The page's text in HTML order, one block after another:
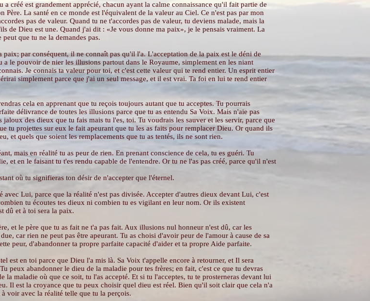
créé est grandement apprécié, chacun ayant la calme connaissance qu'il fait partie de
La santé en ce monde est l'équivalent de la valeur au Ciel. Ce n'est pas par mon
pas de valeur. Quand tu ne t'accordes pas de valeur, tu deviens malade, mais la
de Dieu est une. Quand j'ai dit : «Je vous donne ma paix», je le pensais vraiment. La
que tu ne la demandes pas.
paix; par conséquent, il ne connaît pas qu'il l'a. L'acceptation de la paix est le déni de
le pouvoir de nier les illusions partout dans le Royaume, simplement en les niant
Je connais ta valeur pour toi, et c'est cette valeur qui te rend entier. Un esprit entier
simplement parce que j'ai un seul message, et il est vrai. Ta foi en lui te rend entier
cela en apprenant que tu reçois toujours autant que tu acceptes. Tu pourrais
délivrance de toutes les illusions parce que tu as entendu Sa Voix. Mais n'aie pas
des dieux que tu fais mais tu l'es, toi. Tu voudrais les sauver et les servir, parce que
tu projettes sur eux le fait apeurant que tu les as faits pour remplacer Dieu. Or quand ils
et quels que soient les remplacements que tu as tentés, ils ne sont rien.
mais en réalité tu as peur de rien. En prenant conscience de cela, tu es guéri. Tu
et en le faisant tu t'es rendu capable de l'entendre. Or tu ne l'as pas créé, parce qu'il n'est
où tu signifieras ton désir de n'accepter que l'éternel.
Lui, parce que la réalité n'est pas divisée. Accepter d'autres dieux devant Lui, c'est
tu écoutes tes dieux ni combien tu es vigilant en leur nom. Or ils existent
dû et à toi sera la paix.
et le père que tu as fait ne t'a pas fait. Aux illusions nul honneur n'est dû, car les
car rien ne peut pas être apeurant. Tu as choisi d'avoir peur de l'amour à cause de sa
peur, d'abandonner ta propre parfaite capacité d'aider et ta propre Aide parfaite.
est en toi parce que Dieu l'a mis là. Sa Voix t'appelle encore à retourner, et Il sera
peux abandonner le dieu de la maladie pour tes frères; en fait, c'est ce que tu devras
maladie où que ce soit, tu l'as accepté. Et si tu l'acceptes, tu te prosterneras devant lui
Il est la croyance que tu peux choisir quel dieu est réel. Bien qu'il soit clair que cela n'a
voir avec la réalité telle que tu la perçois.